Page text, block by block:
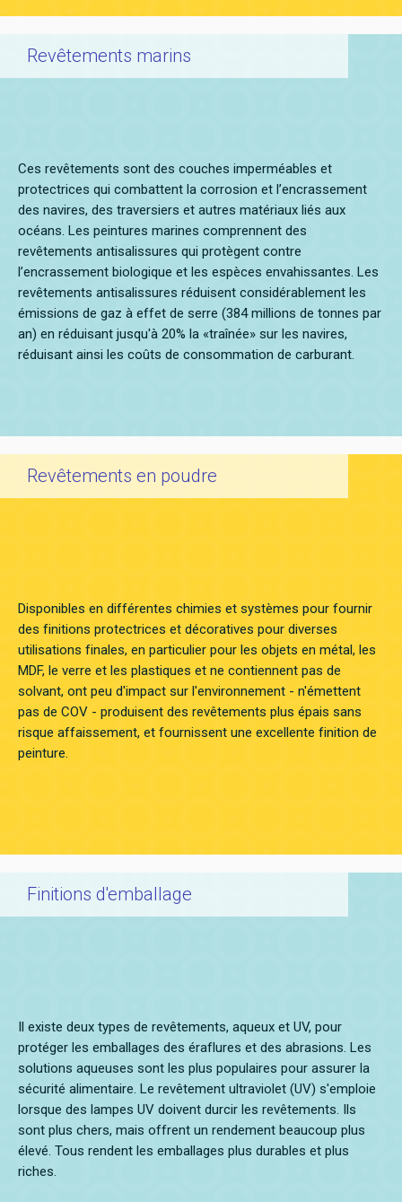
Revêtements marins
Ces revêtements sont des couches imperméables et
protectrices qui combattent la corrosion et l’encrassement
des navires, des traversiers et autres matériaux liés aux
océans. Les peintures marines comprennent des
revêtements antisalissures qui protègent contre
l’encrassement biologique et les espèces envahissantes. Les
revêtements antisalissures réduisent considérablement les
émissions de gaz à effet de serre (384 millions de tonnes par
an) en réduisant jusqu'à 20% la «traînée» sur les navires,
réduisant ainsi les coûts de consommation de carburant.
Revêtements en poudre
Disponibles en différentes chimies et systèmes pour fournir
des finitions protectrices et décoratives pour diverses
utilisations finales, en particulier pour les objets en métal, les
MDF, le verre et les plastiques et ne contiennent pas de
solvant, ont peu d'impact sur l'environnement - n'émettent
pas de COV - produisent des revêtements plus épais sans
risque affaissement, et fournissent une excellente finition de
peinture.
Finitions d'emballage
Il existe deux types de revêtements, aqueux et UV, pour
protéger les emballages des éraflures et des abrasions. Les
solutions aqueuses sont les plus populaires pour assurer la
sécurité alimentaire. Le revêtement ultraviolet (UV) s'emploie
lorsque des lampes UV doivent durcir les revêtements. Ils
sont plus chers, mais offrent un rendement beaucoup plus
élevé. Tous rendent les emballages plus durables et plus
riches.